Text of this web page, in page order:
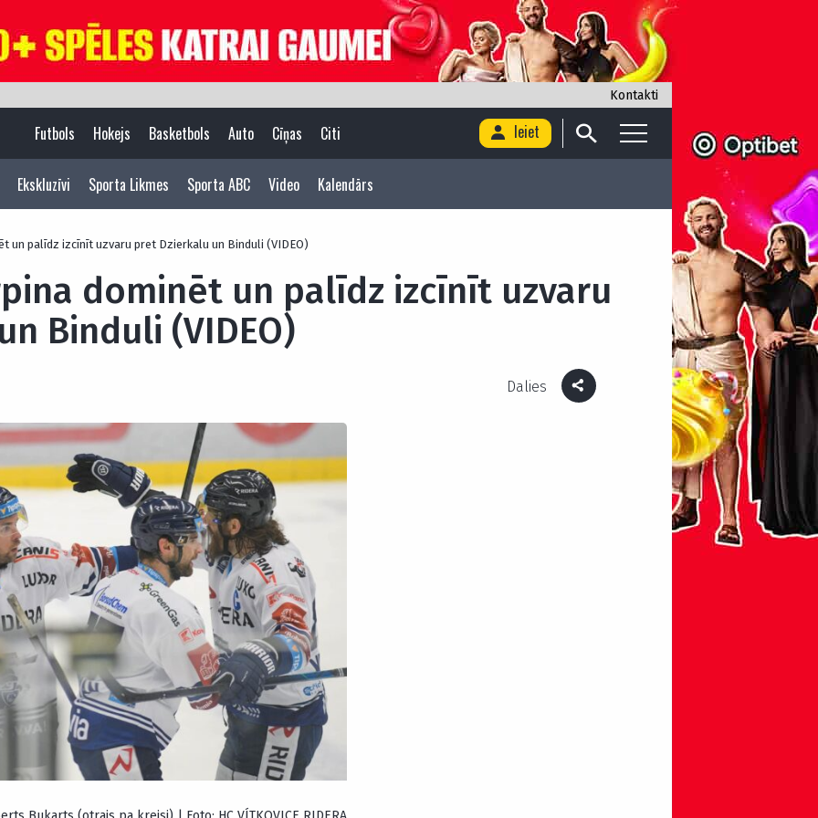
Kontakti
Futbols Hokejs Basketbols Auto Cīņas Citi Ieiet
Ekskluzīvi Sporta Likmes Sporta ABC Video Kalendārs
un palīdz izcīnīt uzvaru pret Dzierkalu un Binduli (VIDEO)
dominēt un palīdz izcīnīt uzvaru
Binduli (VIDEO)
Dalies